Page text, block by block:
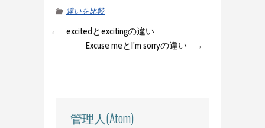
違いを比較
←
excitedとexcitingの違い
Excuse meとI’m sorryの違い
→
管理人(Atom)